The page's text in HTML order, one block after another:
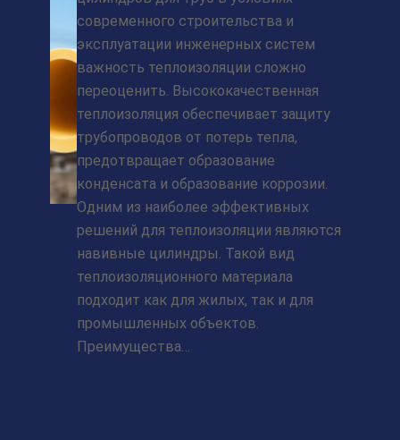
современного строительства и
эксплуатации инженерных систем
важность теплоизоляции сложно
переоценить. Высококачественная
теплоизоляция обеспечивает защиту
трубопроводов от потерь тепла,
предотвращает образование
конденсата и образование коррозии.
Одним из наиболее эффективных
решений для теплоизоляции являются
навивные цилиндры. Такой вид
теплоизоляционного материала
подходит как для жилых, так и для
промышленных объектов.
Преимущества…